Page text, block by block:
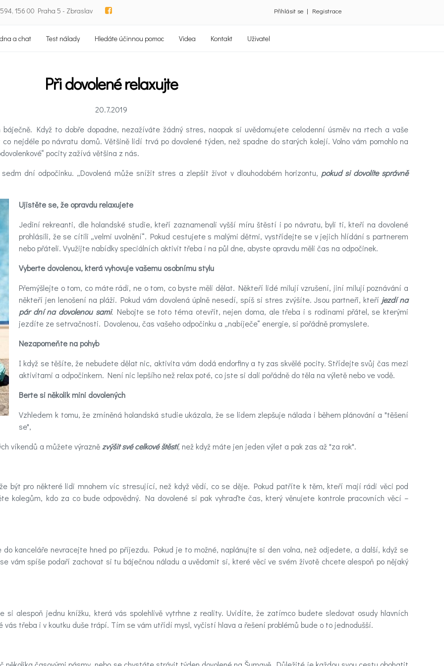
156 00 Praha 5 - Zbraslav Přihlásit se | Registrace
a chat Test nálady Hledáte účinnou pomoc Videa Kontakt Uživatel
Při dovolené relaxujte
20.7.2019
Když to dobře dopadne, nezažíváte žádný stres, naopak si uvědomujete celodenní úsměv na rtech a vaše
nejdéle po návratu domů. Většině lidí trvá po dovolené týden, než spadne do starých kolejí. Volno vám pomohlo na
pocity zažívá většina z nás.
dní odpočinku. „Dovolená může snížit stres a zlepšit život v dlouhodobém horizontu, pokud si dovolíte správně
Ujistěte se, že opravdu relaxujete
Jediní rekreanti, dle holandské studie, kteří zaznamenali vyšší míru štěstí i po návratu, byli ti, kteří na dovolené
prohlásili, že se cítili „velmi uvolnění“. Pokud cestujete s malými dětmi, vystřídejte se v jejich hlídání s partnerem
nebo přáteli. Využijte nabídky speciálních aktivit třeba i na půl dne, abyste opravdu měli čas na odpočinek.
Vyberte dovolenou, která vyhovuje vašemu osobnímu stylu
Přemýšlejte o tom, co máte rádi, ne o tom, co byste měli dělat. Někteří lidé milují vzrušení, jiní milují poznávání a
někteří jen lenošení na pláži. Pokud vám dovolená úplně nesedí, spíš si stres zvýšíte. Jsou partneři, kteří jezdí na
pár dní na dovolenou sami.Nebojte se toto téma otevřít, nejen doma, ale třeba i s rodinami přátel, se kterými
jezdíte ze setrvačnosti. Dovolenou, čas vašeho odpočinku a „nabíječe“ energie, si pořádně promyslete.
Nezapomeňte na pohyb
I když se těšíte, že nebudete dělat nic, aktivita vám dodá endorfiny a ty zas skvělé pocity. Střídejte svůj čas mezi
aktivitami a odpočinkem. Není nic lepšího než relax poté, co jste si dali pořádně do těla na výletě nebo ve vodě.
Berte si několik mini dovolených
Vzhledem k tomu, že zmíněná holandská studie ukázala, že se lidem zlepšuje nálada i během plánování a "těšení
se",
víkendů a můžete výraznězvýšit své celkové štěstí, než když máte jen jeden výlet a pak zas až "za rok".
být pro některé lidi mnohem víc stresující, než když vědí, co se děje. Pokud patříte k těm, kteří mají rádi věci pod
kolegům, kdo za co bude odpovědný. Na dovolené si pak vyhraďte čas, který věnujete kontrole pracovních věcí –
kanceláře nevracejte hned po příjezdu. Pokud je to možné, naplánujte si den volna, než odjedete, a další, když se
vám spíše podaří zachovat si tu báječnou náladu a uvědomit si, které věci ve svém životě chcete alespoň po nějaký
si alespoň jednu knížku, která vás spolehlivě vytrhne z reality. Uvidíte, že zatímco budete sledovat osudy hlavních
třeba i v koutku duše trápí. Tím se vám utřídí mysl, vyčistí hlava a řešení problémů bude o to jednodušší.